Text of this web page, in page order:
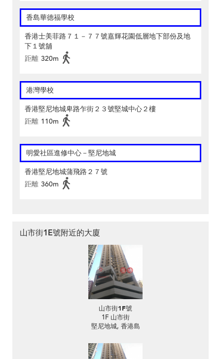
香島華德福學校
香港士美菲路７１－７７號嘉輝花園低層地下部份及地
下１號舖
距離 320m
港灣學校
香港堅尼地城卑路乍街２３號堅城中心２樓
距離 110m
明愛社區進修中心－堅尼地城
香港堅尼地城蒲飛路２７號
距離 360m
山市街1E號附近的大廈
山市街1F號
1F 山市街
堅尼地城, 香港島